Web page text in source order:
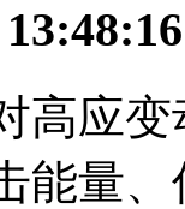
高应
能量